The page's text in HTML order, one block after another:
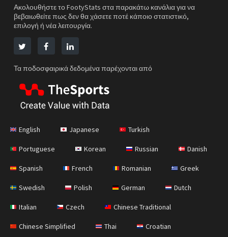
Ακολουθήστε το FootyStats στα παρακάτω κανάλια για να
βεβαιωθείτε πως δεν θα χάσετε ποτέ κάποιο στατιστικό,
επιλογή ή νέα λειτουργία.
Τα ποδοσφαιρικά δεδομένα παρέχονται από
English Japanese Turkish
Portuguese Korean Russian Danish
Spanish French Romanian Greek
Swedish Polish German Dutch
Italian Czech Chinese Traditional
Chinese Simplified Thai Croatian